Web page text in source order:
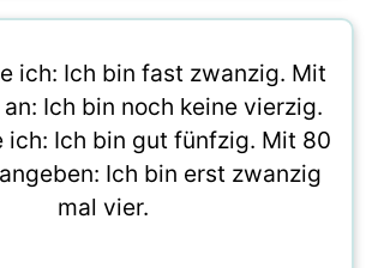
ich: Ich bin fast zwanzig. Mit
Ich bin noch keine vierzig.
ich: Ich bin gut fünfzig. Mit 80
Ich bin erst zwanzig
mal vier.